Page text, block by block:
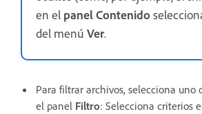
en el panel Contenido
del menú Ver.
Para filtrar archivos, selecciona uno
el panel Filtro: Selecciona criterios